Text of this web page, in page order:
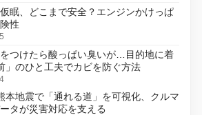
眠、どこまで安全？エンジンかけっぱ
性
つけたら酸っぱい臭いが…目的地に着
」のひと工夫でカビを防ぐ方法
本地震で「通れる道」を可視化、クルマ
タが災害対応を支える